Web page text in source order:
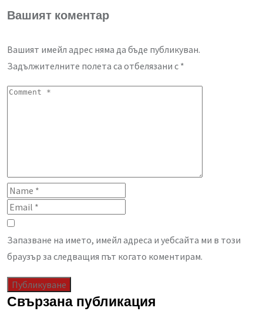
Вашият коментар
Вашият имейл адрес няма да бъде публикуван.
Задължителните полета са отбелязани с *
Запазване на името, имейл адреса и уебсайта ми в този
браузър за следващия път когато коментирам.
Свързана публикация